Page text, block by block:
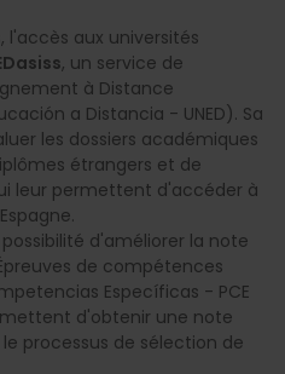
l'accès aux universités
, un service de
à Distance
a Distancia - UNED). Sa
les dossiers académiques
étrangers et de
leur permettent d'accéder à
possibilité d'améliorer la note
de compétences
Específicas - PCE
d'obtenir une note
processus de sélection de